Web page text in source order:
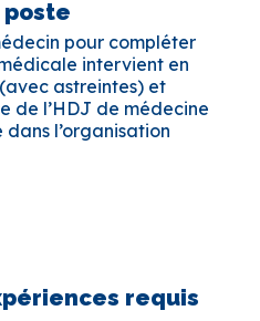
poste
pour compléter
intervient en
astreintes) et
de l’HDJ de médecine
l’organisation
requis